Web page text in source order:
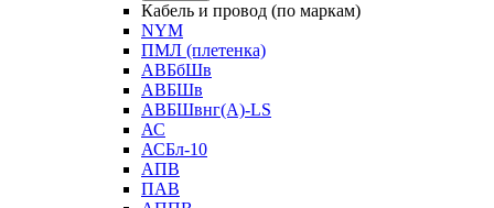
Кабель и провод (по маркам)
NYM
ПМЛ (плетенка)
АВБбШв
АВБШв
АВБШвнг(А)-LS
АС
АСБл-10
АПВ
ПАВ